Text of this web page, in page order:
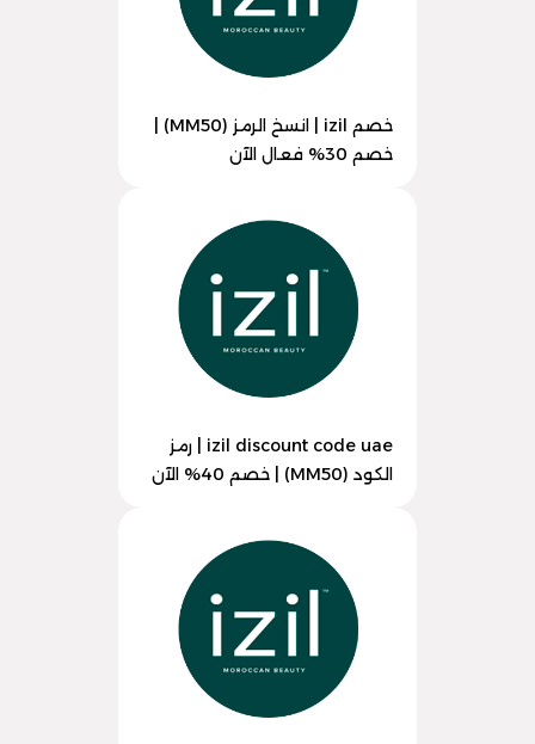
خصم izil | انسخ الرمز (MM50) |
خصم 30% فعال الآن
izil discount code uae | رمز
الكود (MM50) | خصم 40% الآن